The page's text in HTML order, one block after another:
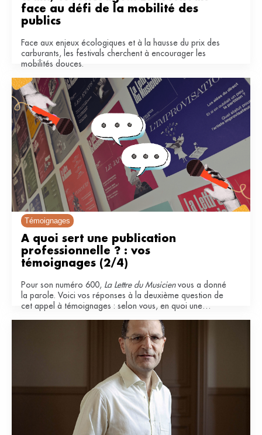
face au défi de la mobilité des
publics
Face aux enjeux écologiques et à la hausse du prix des
carburants, les festivals cherchent à encourager les
mobilités douces.
Témoignages
À quoi sert une publication
professionnelle ? : vos
témoignages (2/4)
Pour son numéro 600, La Lettre du Musicienvous a donné
la parole. Voici vos réponses à la deuxième question de
cet appel à témoignages : selon vous, en quoi une